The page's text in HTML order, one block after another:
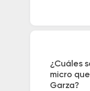
¿Cuáles
micro
Garza?